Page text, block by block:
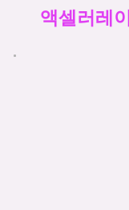
액셀러레